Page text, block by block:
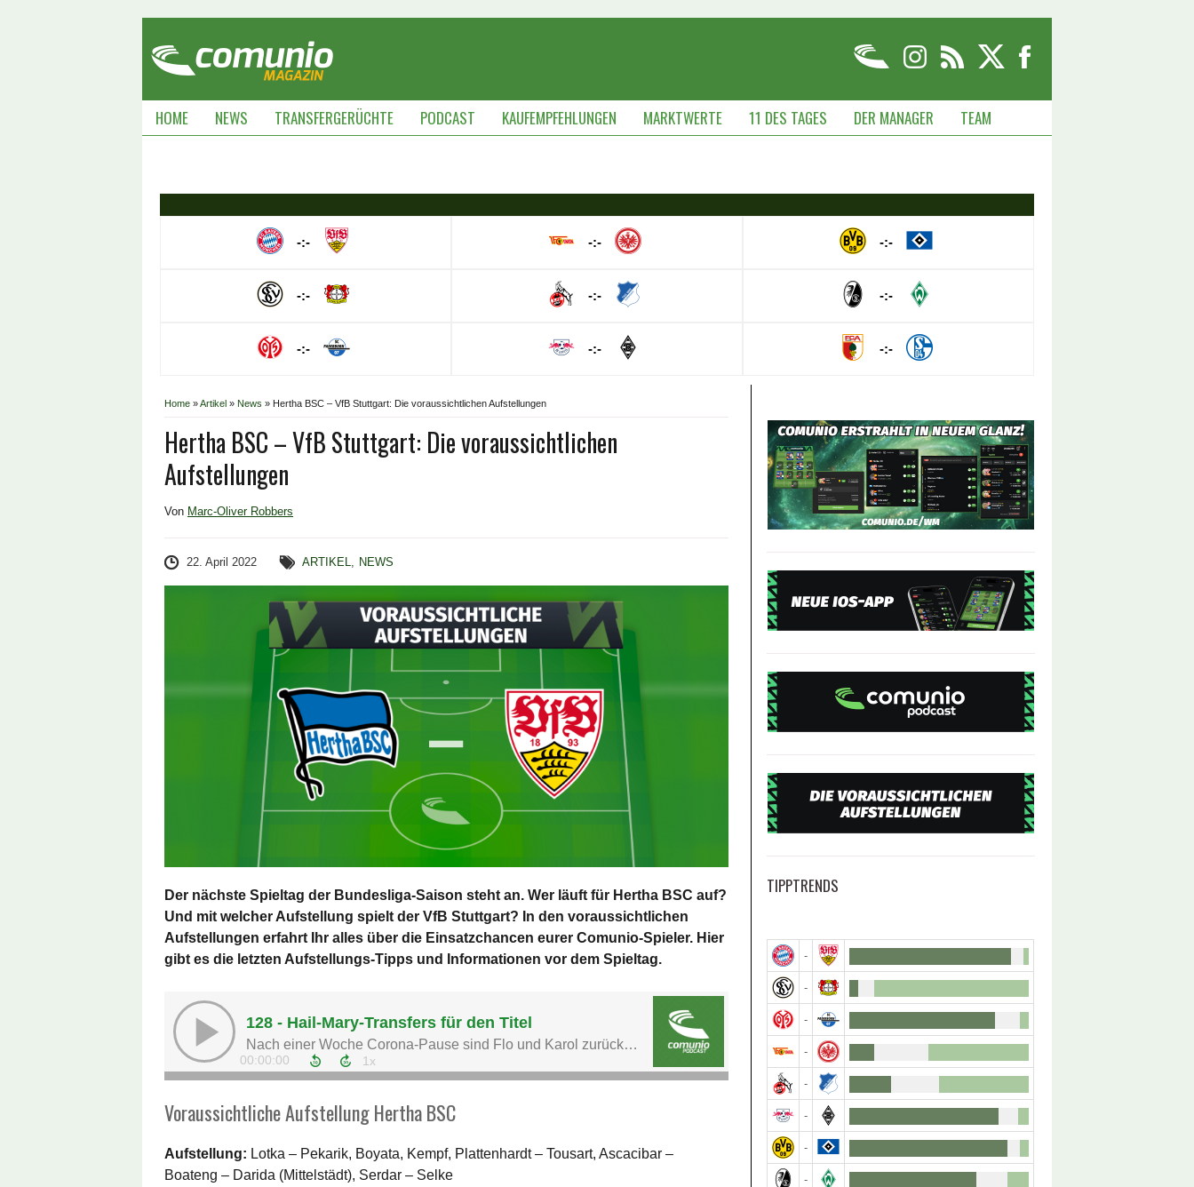
HOME NEWS TRANSFERGERÜCHTE PODCAST KAUFEMPFEHLUNGEN MARKTWERTE 11 DES TAGES DER MANAGER TEAM
-:-
-:-
-:-
-:-
-:-
-:-
-:-
-:-
-:-
Home »Artikel » News » Hertha BSC – VfB Stuttgart: Die voraussichtlichen Aufstellungen
Hertha BSC – VfB Stuttgart: Die voraussichtlichen
Aufstellungen
Von Marc-Oliver Robbers
22. April 2022 ARTIKEL, NEWS
Der nächste Spieltag der Bundesliga-Saison steht an. Wer läuft für Hertha BSC auf?
Und mit welcher Aufstellung spielt der VfB Stuttgart? In den voraussichtlichen
Aufstellungen erfahrt Ihr alles über die Einsatzchancen eurer Comunio-Spieler. Hier
gibt es die letzten Aufstellungs-Tipps und Informationen vor dem Spieltag.
Voraussichtliche Aufstellung Hertha BSC
Aufstellung: Lotka – Pekarik, Boyata, Kempf, Plattenhardt – Tousart, Ascacibar –
Boateng – Darida (Mittelstädt), Serdar – Selke
TIPPTRENDS
-
-
-
-
-
-
-
-